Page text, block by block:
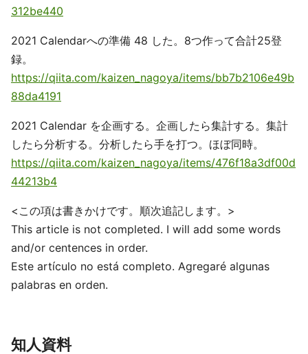
312be440
2021 Calendarへの準備 48 した。8つ作って合計25登
録。
https://qiita.com/kaizen_nagoya/items/bb7b2106e49b
88da4191
2021 Calendar を企画する。企画したら集計する。集計
したら分析する。分析したら手を打つ。ほぼ同時。
https://qiita.com/kaizen_nagoya/items/476f18a3df00d
44213b4
<この項は書きかけです。順次追記します。>
This article is not completed. I will add some words
and/or centences in order.
Este artículo no está completo. Agregaré algunas
palabras en orden.
知人資料